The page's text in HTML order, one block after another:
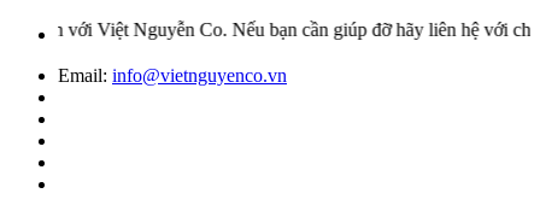
Việt Nguyễn Co. Nếu bạn cần giúp đỡ hãy liên hệ với chúng tôi qua
Email: info@vietnguyenco.vn